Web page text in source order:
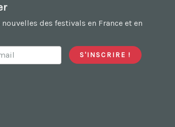
nouvelles des festivals en France et en